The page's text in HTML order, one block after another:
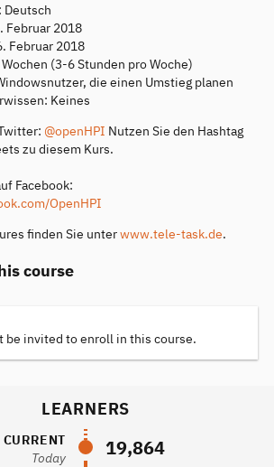
Deutsch
Februar 2018
Februar 2018
(3-6 Stunden pro Woche)
die einen Umstieg planen
Keines
@openHPI Nutzen Sie den Hashtag
zu diesem Kurs.
Facebook:
OpenHPI
finden Sie unterwww.tele-task.de.
course
be invited to enroll in this course.
LEARNERS
CURRENT
Today
19,864